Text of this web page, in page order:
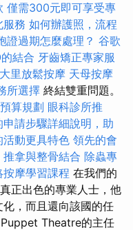
僅需300元即可享受專
服務 如何辦護照，流程
證過期怎麼處理？ 谷歌
結合 牙齒矯正專家服
大里放鬆按摩 天母按摩
所選擇 終結雙重問題。
算規劃 眼科診所推
申請步驟詳細說明，助
動更具特色 領先的會
推拿與整骨結合 除蟲專
按摩學習課程 在我們的
正出色的專業人士，他
，而且還向該國的任
Theatre的主任